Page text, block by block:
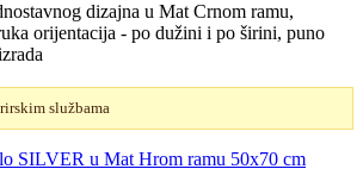
dizajna u Mat Crnom ramu,
orijentacija - po dužini i po širini, puno
službama